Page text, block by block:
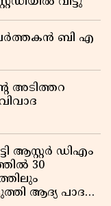
ബി എ
അടിത്തറ
ആസ്റ്റർ ഡിഎം
30
ആദ്യ പാദ